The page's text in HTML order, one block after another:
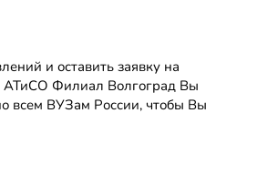
и оставить заявку на
АТиСО Филиал Волгоград Вы
всем ВУЗам России, чтобы Вы